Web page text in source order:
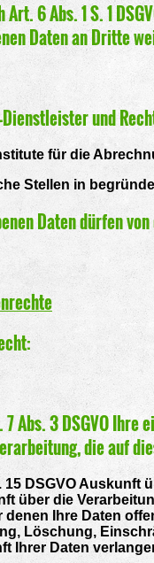
Art. 6 Abs. 1 S. 1
Daten an Dritte
und
für die
Stellen in
Daten dürfen
Abs. 3 DSGVO
die auf
15 DSGVO Auskunft
über die
denen Ihre Daten
Löschung,
Ihrer Daten